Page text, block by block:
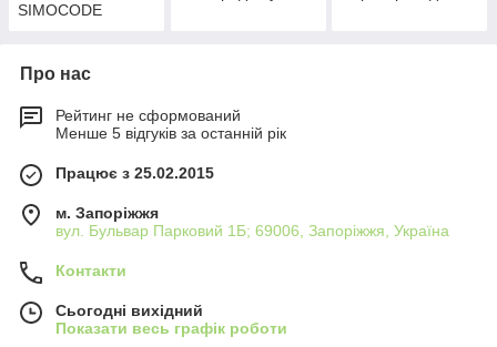
SIMOCODE
Про нас
Рейтинг не сформований
Менше 5 відгуків за останній рік
Працює з 25.02.2015
м. Запоріжжя
вул. Бульвар Парковий 1Б; 69006, Запоріжжя, Україна
Контакти
Сьогодні вихідний
Показати весь графік роботи